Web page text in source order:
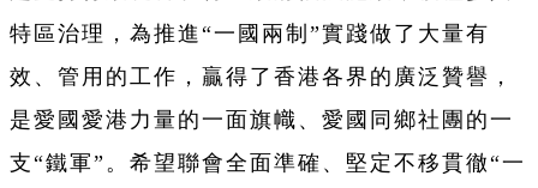
特區治理，為推進“一國兩制”實踐做了大量有
效、管用的工作，贏得了香港各界的廣泛贊譽，
是愛國愛港力量的一面旗幟、愛國同鄉社團的一
支“鐵軍”。希望聯會全面準確、堅定不移貫徹“一